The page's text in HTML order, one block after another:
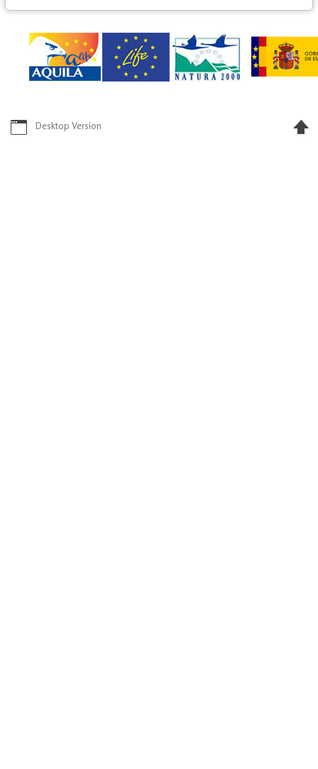
Desktop Version